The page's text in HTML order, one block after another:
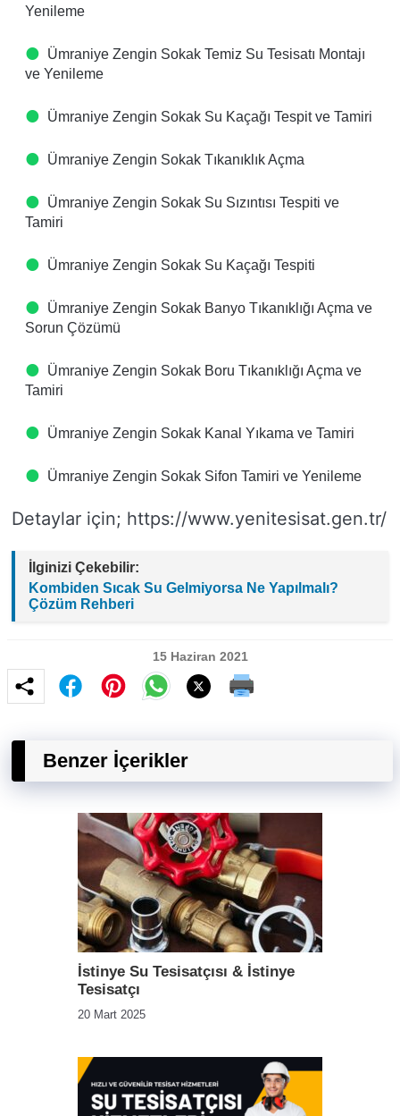
Yenileme
Ümraniye Zengin Sokak Temiz Su Tesisatı Montajı
ve Yenileme
Ümraniye Zengin Sokak Su Kaçağı Tespit ve Tamiri
Ümraniye Zengin Sokak Tıkanıklık Açma
Ümraniye Zengin Sokak Su Sızıntısı Tespiti ve
Tamiri
Ümraniye Zengin Sokak Su Kaçağı Tespiti
Ümraniye Zengin Sokak Banyo Tıkanıklığı Açma ve
Sorun Çözümü
Ümraniye Zengin Sokak Boru Tıkanıklığı Açma ve
Tamiri
Ümraniye Zengin Sokak Kanal Yıkama ve Tamiri
Ümraniye Zengin Sokak Sifon Tamiri ve Yenileme
Detaylar için; https://www.yenitesisat.gen.tr/
İlginizi Çekebilir:
Kombiden Sıcak Su Gelmiyorsa Ne Yapılmalı?
Çözüm Rehberi
15 Haziran 2021
Benzer İçerikler
İstinye Su Tesisatçısı & İstinye
Tesisatçı
20 Mart 2025